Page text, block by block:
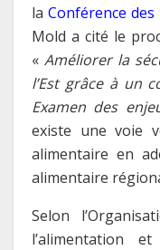
laConférence des
Mold a cité le
« Améliorer la
l’Est grâce à un
Examen des
existe une voie
alimentaire en
alimentaire
Selon
l’alimentation et